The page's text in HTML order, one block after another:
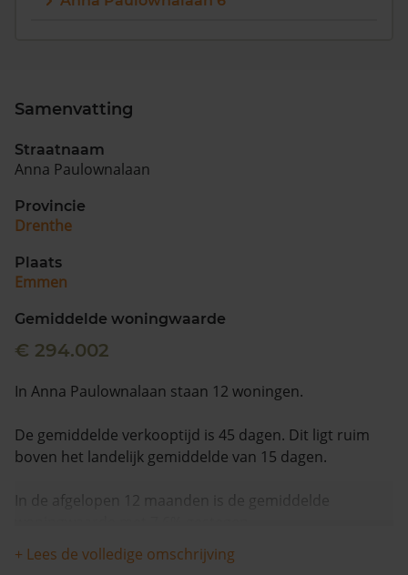
Samenvatting
Straatnaam
Anna Paulownalaan
Provincie
Drenthe
Plaats
Emmen
Gemiddelde woningwaarde
€ 294.002
In Anna Paulownalaan staan 12 woningen.
De gemiddelde verkooptijd is 45 dagen. Dit ligt ruim
boven het landelijk gemiddelde van 15 dagen.
In de afgelopen 12 maanden is de gemiddelde
+ Lees de volledige omschrijving